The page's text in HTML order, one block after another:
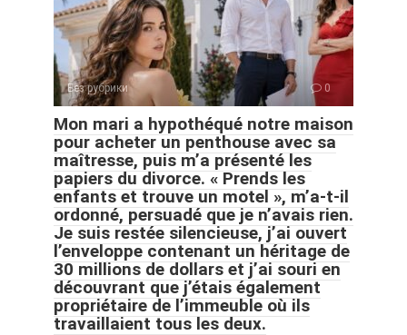
Без рубрики 0
Mon mari a hypothéqué notre maison
pour acheter un penthouse avec sa
maîtresse, puis m’a présenté les
papiers du divorce. « Prends les
enfants et trouve un motel », m’a-t-il
ordonné, persuadé que je n’avais rien.
Je suis restée silencieuse, j’ai ouvert
l’enveloppe contenant un héritage de
30 millions de dollars et j’ai souri en
découvrant que j’étais également
propriétaire de l’immeuble où ils
travaillaient tous les deux.